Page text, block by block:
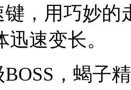
键，用巧妙
速变长。
，蝎子